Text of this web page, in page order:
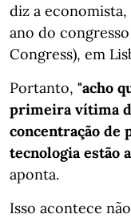
diz a
ano do
Congress), em
Portanto, "acho
primeira vítima
concentração de
tecnologia estão
aponta.
Isso acontece